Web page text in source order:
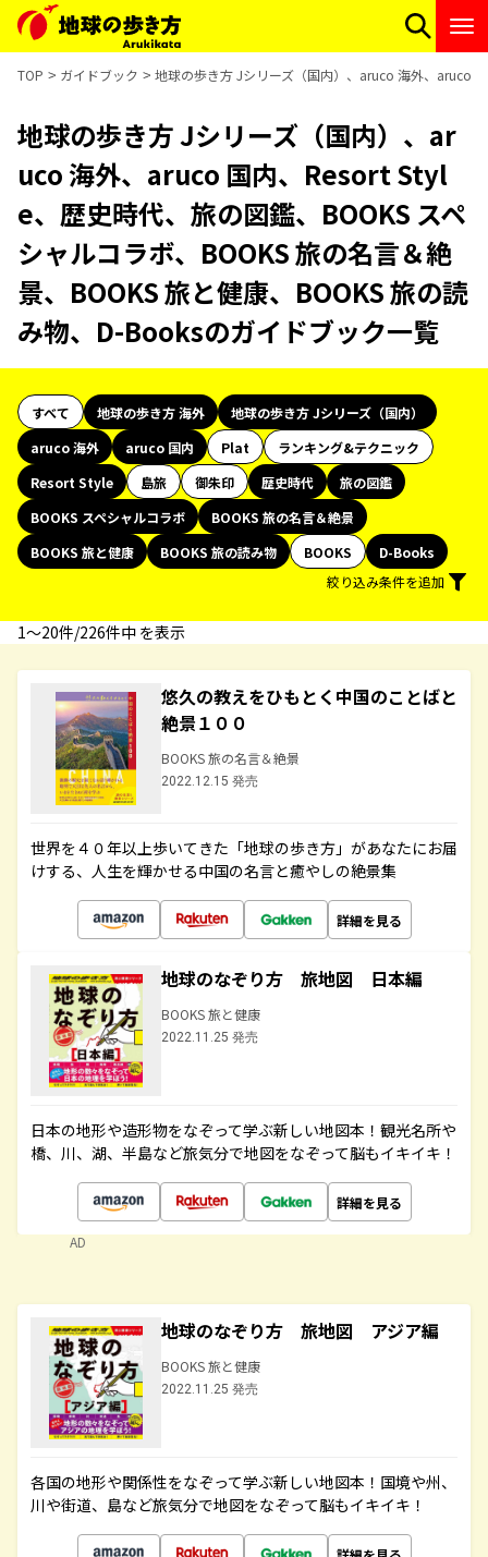
TOP ガイドブック 地球の歩き方 Jシリーズ（国内）、aruco 海外、aruco
地球の歩き方 Jシリーズ（国内）、ar
uco 海外、aruco 国内、Resort Styl
e、歴史時代、旅の図鑑、BOOKS スペ
シャルコラボ、BOOKS 旅の名言＆絶
景、BOOKS 旅と健康、BOOKS 旅の読
み物、D-Booksのガイドブック一覧
すべて 地球の歩き方 海外
地球の歩き方 Jシリーズ（国内）
aruco 海外
aruco 国内 Plat
ランキング&テクニック
Resort Style
島旅 御朱印 歴史時代
旅の図鑑
BOOKS スペシャルコラボ
BOOKS 旅の名言＆絶景
BOOKS 旅と健康
BOOKS 旅の読み物 BOOKS
D-Books
絞り込み条件を追加
1〜20件/226件中 を表示
悠久の教えをひもとく中国のことばと
絶景１００
BOOKS 旅の名言＆絶景
2022.12.15 発売
世界を４０年以上歩いてきた「地球の歩き方」があなたにお届
けする、人生を輝かせる中国の名言と癒やしの絶景集
詳細を見る
地球のなぞり方 旅地図 日本編
BOOKS 旅と健康
2022.11.25 発売
日本の地形や造形物をなぞって学ぶ新しい地図本！観光名所や
橋、川、湖、半島など旅気分で地図をなぞって脳もイキイキ！
詳細を見る
AD
地球のなぞり方 旅地図 アジア編
BOOKS 旅と健康
2022.11.25 発売
各国の地形や関係性をなぞって学ぶ新しい地図本！国境や州、
川や街道、島など旅気分で地図をなぞって脳もイキイキ！